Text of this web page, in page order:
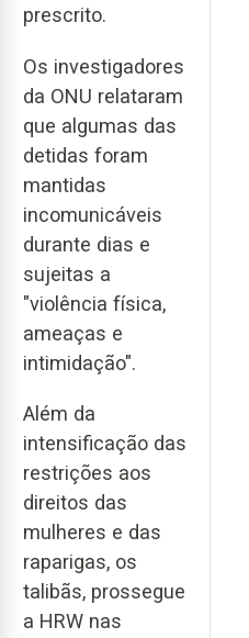
prescrito.
Os investigadores
da ONU relataram
que algumas das
detidas foram
mantidas
incomunicáveis
durante dias e
sujeitas a
"violência física,
ameaças e
intimidação".
Além da
intensificação das
restrições aos
direitos das
mulheres e das
raparigas, os
talibãs, prossegue
a HRW nas